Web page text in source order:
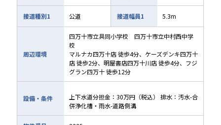
接道種別1 公道 接道幅員1 5.3m
周辺環境
四万十市立具同小学校 四万十市立中村西中学
校
マルナカ四万十店 徒歩4分、ケーズデンキ四万十
店 徒歩2分、明屋書店四万十川店 徒歩4分、フジ
グラン四万十 徒歩12分
設備・条件
上下水道分担金：30万円（税込） 排水：汚水-合
併浄化槽・雨水-道路側溝